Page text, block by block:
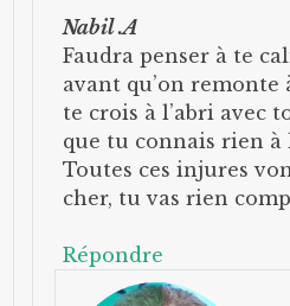
Nabil .A
Faudra penser à te
avant qu’on remonte
te crois à l’abri avec
que tu connais rien à
Toutes ces injures
cher, tu vas rien
Répondre